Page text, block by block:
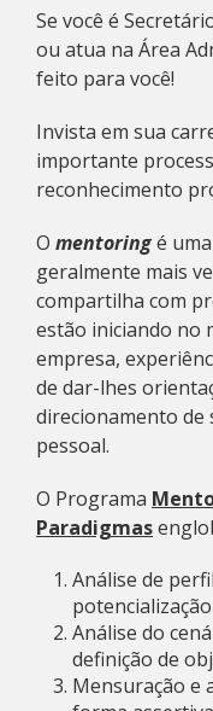
Se você é
ou atua na Área
feito para você!
Invista em sua
importante
reconhecimento
O mentoringé
geralmente mais
compartilha com
estão iniciando no
empresa,
de dar-lhes
direcionamento de
pessoal.
O Programa
Paradigmas
Análise de
Análise do
definição de
Mensuração e